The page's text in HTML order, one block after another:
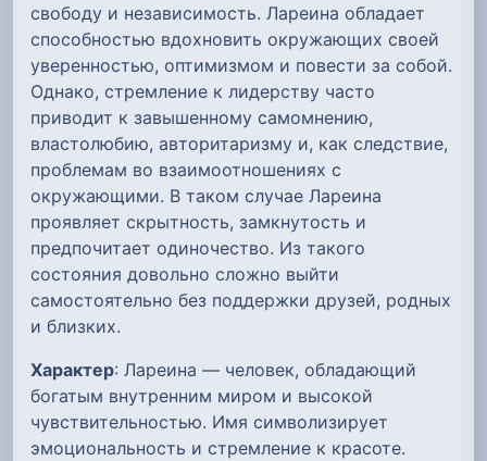
свободу и независимость. Лареина обладает
способностью вдохновить окружающих своей
уверенностью, оптимизмом и повести за собой.
Однако, стремление к лидерству часто
приводит к завышенному самомнению,
властолюбию, авторитаризму и, как следствие,
проблемам во взаимоотношениях с
окружающими. В таком случае Лареина
проявляет скрытность, замкнутость и
предпочитает одиночество. Из такого
состояния довольно сложно выйти
самостоятельно без поддержки друзей, родных
и близких.
Характер: Лареина — человек, обладающий
богатым внутренним миром и высокой
чувствительностью. Имя символизирует
эмоциональность и стремление к красоте.